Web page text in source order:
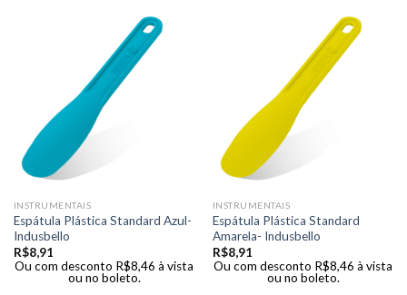
INSTRUMENTAIS
Espátula Plástica Standard Azul-
Indusbello
R$8,91
Ou com desconto R$8,46 à vista
ou no boleto.
INSTRUMENTAIS
Espátula Plástica Standard
Amarela- Indusbello
R$8,91
Ou com desconto R$8,46 à vista
ou no boleto.